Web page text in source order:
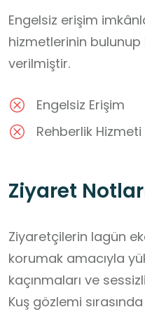
Engelsiz erişim
hizmetlerinin bulunup
verilmiştir.
Engelsiz Erişim
Rehberlik Hizmeti
Ziyaret
Ziyaretçilerin lagün
korumak amacıyla
kaçınmaları ve
Kuş gözlemi